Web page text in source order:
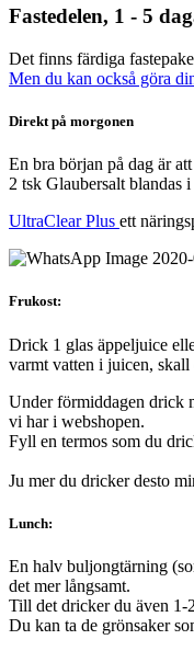
Fastedelen, 1 - 5
Det finns färdiga
Men du kan också göra
Direkt på morgonen
En bra början på dag är
2 tsk Glaubersalt blandas
UltraClear Plus ett
Frukost:
Drick 1 glas äppeljuice
varmt vatten i juicen,
Under förmiddagen drick
vi har i webshopen.
Fyll en termos som du
Ju mer du dricker desto
Lunch:
En halv buljongtärning
det mer långsamt.
Till det dricker du även 1-
Du kan ta de grönsaker